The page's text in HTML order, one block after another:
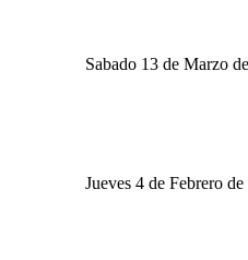
Sabado 13 de Marzo
Jueves 4 de Febrero